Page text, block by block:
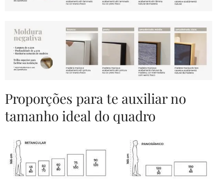
Proporções para te auxiliar no
tamanho ideal do quadro